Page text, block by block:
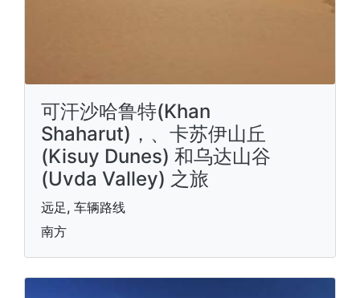
可汗沙哈鲁特(Khan
Shaharut)，、卡苏伊山丘
(Kisuy Dunes) 和乌达山谷
(Uvda Valley) 之旅
远足, 车辆路线
南方